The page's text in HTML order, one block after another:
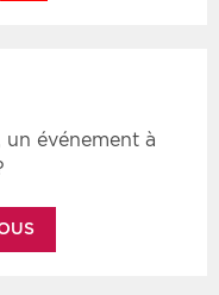
événement à